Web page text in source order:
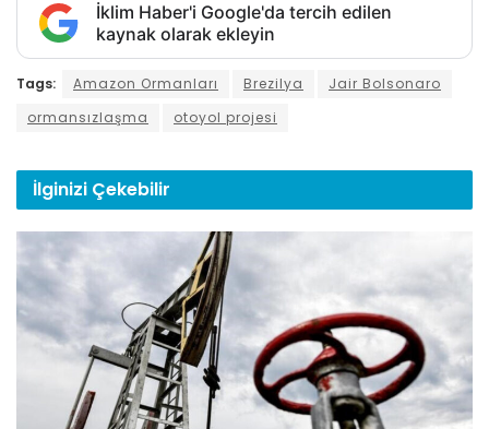
İklim Haber'i Google'da tercih edilen
kaynak olarak ekleyin
Tags: Amazon Ormanları Brezilya
Jair Bolsonaro
ormansızlaşma
otoyol projesi
İlginizi Çekebilir